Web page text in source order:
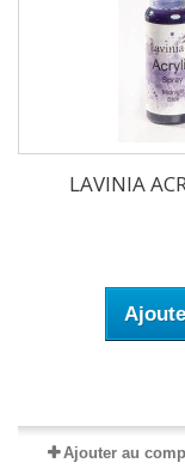
LAVINIA
Ajouter au